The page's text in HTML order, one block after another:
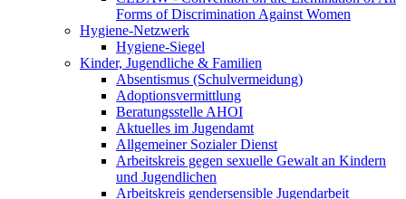
Forms of Discrimination Against Women
Hygiene-Netzwerk
Hygiene-Siegel
Kinder, Jugendliche & Familien
Absentismus (Schulvermeidung)
Adoptionsvermittlung
Beratungsstelle AHOI
Aktuelles im Jugendamt
Allgemeiner Sozialer Dienst
Arbeitskreis gegen sexuelle Gewalt an Kindern
und Jugendlichen
Arbeitskreis gendersensible Jugendarbeit